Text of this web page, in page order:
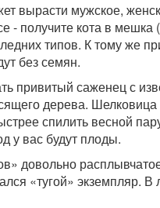
вырасти мужское,
- получите кота в
типов. К тому же
без семян.
привитый саженец с
дерева.
спилить весной
у вас будут плоды.
довольно
«тугой» экземпляр.